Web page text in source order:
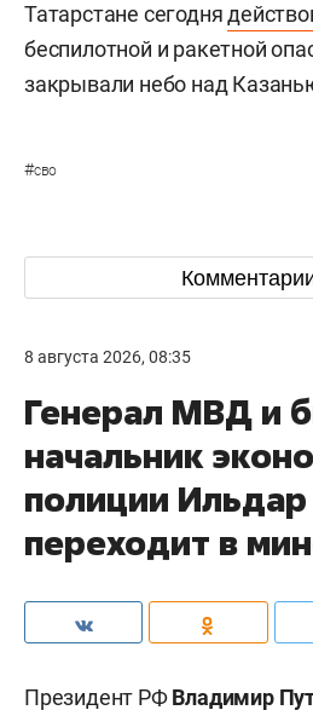
Татарстане сегодня
беспилотной и ракетной
закрывали небо над
#сво
8 августа 2026, 08:35
Генерал МВД и
начальник
полиции
переходит в
Президент РФВладимир